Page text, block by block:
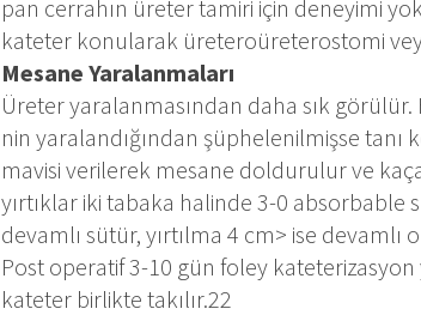
pan cer­ra­hın üre­ter ta­mi­ri için de­ne­yi­mi
ka­te­ter ko­nu­la­rak üre­te­ro­ü­re­te­ros­to­mi
Me­sa­ne Ya­ra­lan­ma­la­rı
Üre­ter ya­ra­lan­ma­sın­dan da­ha sık
nin ya­ra­lan­dı­ğın­dan şüp­he­le­nil­miş­se
ma­vi­si ve­ri­le­rek me­sa­ne dol­du­ru­lur ve
yır­tık­lar iki ta­ba­ka ha­lin­de 3-0 ab­sor­bab­le
de­vam­lı sü­tür, yır­tıl­ma 4 cm> ise
Post ope­ra­tif 3-10 gün fo­ley
ka­te­ter bir­lik­te ta­kı­lır.22